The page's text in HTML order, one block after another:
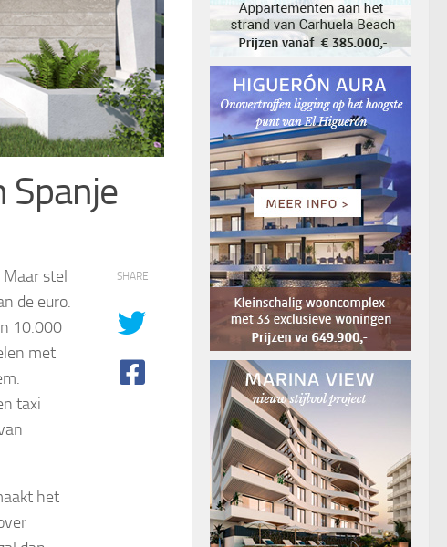
Spanje
stel
de euro.
10.000
met
taxi
het
SHARE